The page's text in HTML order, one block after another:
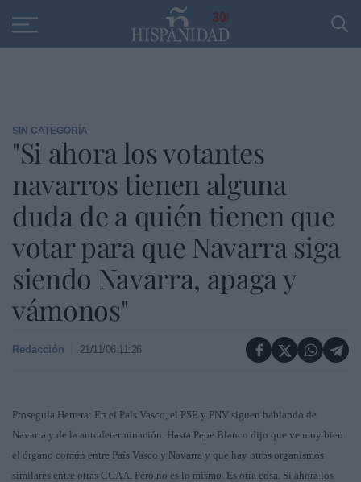
30
SIN CATEGORÍA
"Si ahora los votantes
navarros tienen alguna
duda de a quién tienen que
votar para que Navarra siga
siendo Navarra, apaga y
vámonos"
Redacción 21/11/06 11:26
Proseguía Herrera: En el País Vasco, el PSE y PNV siguen hablando de
Navarra y de la autodeterminación. Hasta Pepe Blanco dijo que ve muy bien
el órgano común entre País Vasco y Navarra y que hay otros organismos
similares entre otras CCAA. Pero no es lo mismo. Es otra cosa. Si ahora los